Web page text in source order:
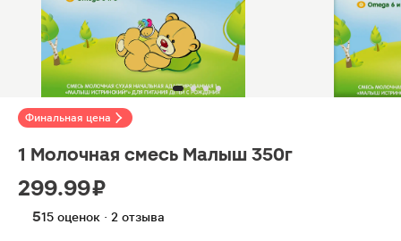
Финальная цена
1 Молочная смесь Малыш 350г
299.99 ₽
515 оценок · 2 отзыва